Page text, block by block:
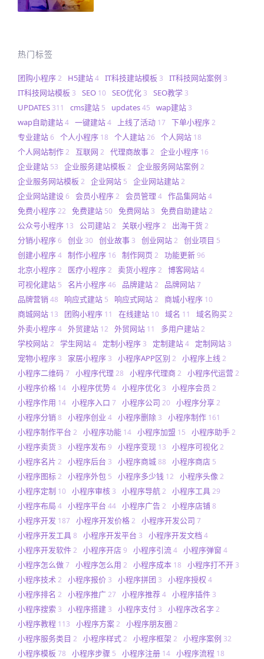
热门标签
团购小程序2 H5建站4 IT科技建站模板 3 IT科技网站案例 3
IT科技网站模板 3 SEO 10 SEO优化 3 SEO教学 3
UPDATES 311 cms建站 5 updates45 wap建站 3
wap自助建站4 一键建站4 上线了活动 17 下单小程序2
专业建站6 个人小程序 18 个人建站26 个人网站 18
个人网站制作2 互联网 2 代理商故事2 企业小程序 16
企业建站 53 企业服务建站模板 2 企业服务网站案例 2
企业服务网站模板 2 企业网站 5 企业网站建站2
企业网站建设6 会员小程序2 会员管理 4 作品集网站4
免费小程序22 免费建站 50 免费网站 3 免费自助建站2
公众号小程序 13 公司建站2 关联小程序2 出海干货2
分销小程序6 创业 30 创业故事 3 创业网站2 创业项目 5
创建小程序4 制作小程序 16 制作网页 2 功能更新96
北京小程序2 医疗小程序2 卖货小程序2 博客网站4
可视化建站 5 名片小程序46 品牌建站2 品牌网站7
品牌营销 48 响应式建站 5 响应式网站2 商城小程序 10
商城网站 13 团购小程序 11 在线建站 10 域名 11 域名购买2
外卖小程序4 外贸建站 12 外贸网站 11 多用户建站2
学校网站2 学生网站4 定制小程序 3 定制建站4 定制网站 3
宠物小程序 3 家居小程序 3 小程序APP区别 2 小程序上线 2
小程序二维码7 小程序代理 28 小程序代理商2 小程序代运营2
小程序价格 14 小程序优势4 小程序优化 3 小程序会员 2
小程序作用 14 小程序入口 7 小程序公司 20 小程序分享2
小程序分销 8 小程序创业 4 小程序删除 3 小程序制作 161
小程序制作平台 2 小程序功能 14 小程序加盟 15 小程序助手2
小程序卖货 3 小程序发布9 小程序变现 13 小程序可视化2
小程序名片 2 小程序后台 3 小程序商城88 小程序商店 5
小程序图标2 小程序外包 5 小程序多少钱 12 小程序头像 2
小程序定制 10 小程序审核 3 小程序导航2 小程序工具29
小程序布局 4 小程序平台 44 小程序广告2 小程序店铺8
小程序开发 187 小程序开发价格2 小程序开发公司 7
小程序开发工具8 小程序开发平台 3 小程序开发文档 4
小程序开发软件2 小程序开店9 小程序引流4 小程序弹窗 4
小程序怎么做7 小程序怎么用 2 小程序成本 18 小程序打不开 3
小程序技术 2 小程序报价 3 小程序拼团 3 小程序授权 4
小程序排名 2 小程序推广27 小程序推荐4 小程序插件 3
小程序搜索 3 小程序搭建 3 小程序支付 3 小程序改名字 2
小程序教程 113 小程序方案2 小程序朋友圈 2
小程序服务类目 2 小程序样式2 小程序框架 2 小程序案例 32
小程序模板 78 小程序步骤 5 小程序注册 14 小程序流程 18